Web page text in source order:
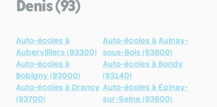
Denis (93)
Auto-écoles à
Aubervilliers (93300)
Auto-écoles à Aulnay-
sous-Bois (93600)
Auto-écoles à
Bobigny (93000)
Auto-écoles à Bondy
(93140)
Auto-écoles à Drancy
(93700)
Auto-écoles à Épinay-
sur-Seine (93800)